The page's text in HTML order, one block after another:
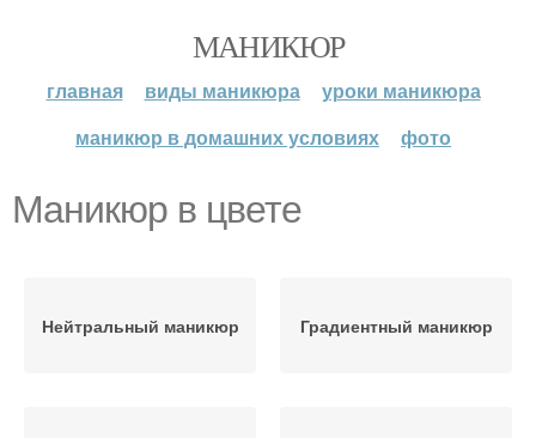
МАНИКЮР
главная виды маникюра
уроки маникюра
маникюр в домашних условиях
фото
Маникюр в цвете
Нейтральный маникюр Градиентный маникюр